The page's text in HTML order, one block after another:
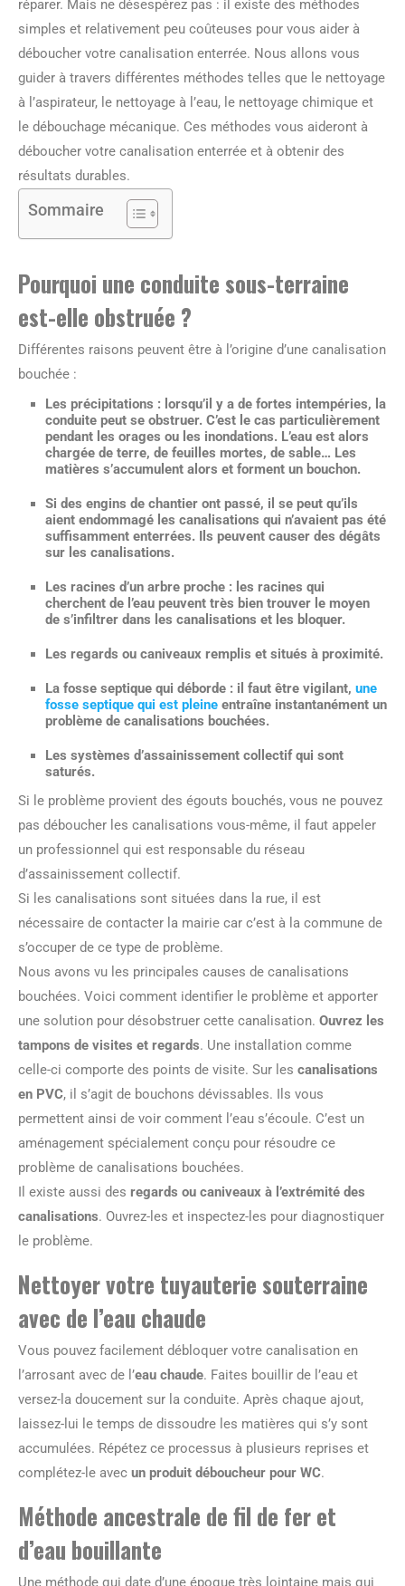
réparer. Mais ne désespérez pas : il existe des méthodes
simples et relativement peu coûteuses pour vous aider à
déboucher votre canalisation enterrée. Nous allons vous
guider à travers différentes méthodes telles que le nettoyage
à l’aspirateur, le nettoyage à l’eau, le nettoyage chimique et
le débouchage mécanique. Ces méthodes vous aideront à
déboucher votre canalisation enterrée et à obtenir des
résultats durables.
Sommaire
Pourquoi une conduite sous-terraine
est-elle obstruée ?
Différentes raisons peuvent être à l’origine d’une canalisation
bouchée :
Les précipitations : lorsqu’il y a de fortes intempéries, la
conduite peut se obstruer. C’est le cas particulièrement
pendant les orages ou les inondations. L’eau est alors
chargée de terre, de feuilles mortes, de sable… Les
matières s’accumulent alors et forment un bouchon.
Si des engins de chantier ont passé, il se peut qu’ils
aient endommagé les canalisations qui n’avaient pas été
suffisamment enterrées. Ils peuvent causer des dégâts
sur les canalisations.
Les racines d’un arbre proche : les racines qui
cherchent de l’eau peuvent très bien trouver le moyen
de s’infiltrer dans les canalisations et les bloquer.
Les regards ou caniveaux remplis et situés à proximité.
La fosse septique qui déborde : il faut être vigilant, une
fosse septique qui est pleine entraîne instantanément un
problème de canalisations bouchées.
Les systèmes d’assainissement collectifqui sont
saturés.
Si le problème provient des égouts bouchés, vous ne pouvez
pas déboucher les canalisations vous-même, il faut appeler
un professionnel qui est responsable du réseau
d’assainissement collectif.
Si les canalisations sont situées dans la rue, il est
nécessaire de contacter la mairie car c’est à la commune de
s’occuper de ce type de problème.
Nous avons vu les principales causes de canalisations
bouchées. Voici comment identifier le problème et apporter
une solution pour désobstruer cette canalisation. Ouvrez les
tampons de visites et regards. Une installation comme
celle-ci comporte des points de visite. Sur les canalisations
en PVC, il s’agit de bouchons dévissables. Ils vous
permettent ainsi de voir comment l’eau s’écoule. C’est un
aménagement spécialement conçu pour résoudre ce
problème de canalisations bouchées.
Il existe aussi des regards ou caniveaux à l’extrémité des
canalisations. Ouvrez-les et inspectez-les pour diagnostiquer
le problème.
Nettoyer votre tuyauterie souterraine
avec de l’eau chaude
Vous pouvez facilement débloquer votre canalisation en
l’arrosant avec de l’eau chaude. Faites bouillir de l’eau et
versez-la doucement sur la conduite. Après chaque ajout,
laissez-lui le temps de dissoudre les matières qui s’y sont
accumulées. Répétez ce processus à plusieurs reprises et
complétez-le avec un produit déboucheur pour WC.
Méthode ancestrale de fil de fer et
d’eau bouillante
Une méthode qui date d’une époque très lointaine mais qui